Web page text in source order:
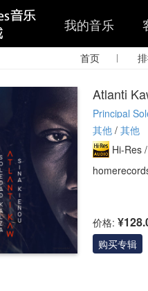
我的音乐
首页 |
Atlanti
Principal
其他 / 其他
Hi-Res /
价格:
购买专辑